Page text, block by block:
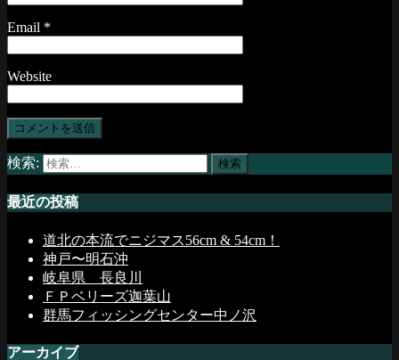
Email *
Website
検索:
最近の投稿
道北の本流でニジマス56cm & 54cm！
神戸〜明石沖
岐阜県 長良川
ＦＰベリーズ迦葉山
群馬フィッシングセンター中ノ沢
アーカイブ